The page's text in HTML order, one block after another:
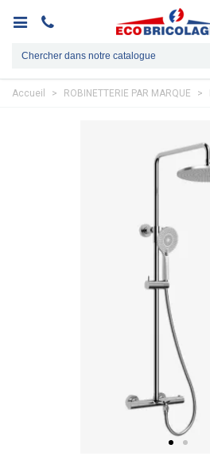
Accueil > ROBINETTERIE PAR MARQUE >